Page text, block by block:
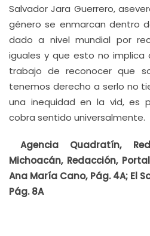
Salvador Jara Guerrero,
género se enmarcan dentro
dado a nivel mundial por
iguales y que esto no implica
trabajo de reconocer que
tenemos derecho a serlo no
una inequidad en la vid, es
cobra sentido universalmente.
Agencia Quadratín,
Michoacán, Redacción,
Ana María Cano, Pág. 4A; El
Pág. 8A